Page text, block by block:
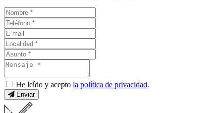
He leído y acepto la política de privacidad.
Enviar